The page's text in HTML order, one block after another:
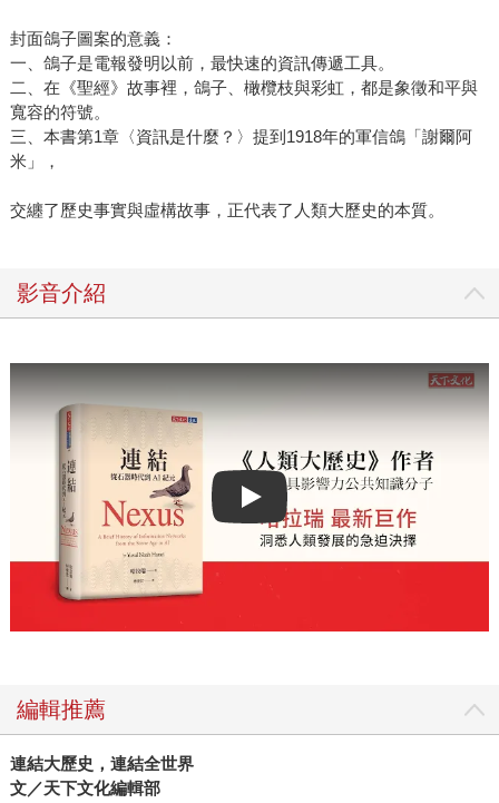
封面鴿子圖案的意義：
一、鴿子是電報發明以前，最快速的資訊傳遞工具。
二、在《聖經》故事裡，鴿子、橄欖枝與彩虹，都是象徵和平與
寬容的符號。
三、本書第1章〈資訊是什麼？〉提到1918年的軍信鴿「謝爾阿
米」，
交纏了歷史事實與虛構故事，正代表了人類大歷史的本質。
影音介紹
Play video
編輯推薦
連結大歷史，連結全世界
文／天下文化編輯部